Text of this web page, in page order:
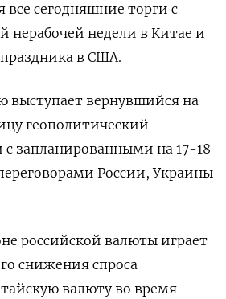
сегодняшние торги с
нерабочей недели в Китае и
праздника в США.
выступает вернувшийся на
геополитический
запланированными на 17-18
России, Украины
российской валюты играет
снижения спроса
валюту во время